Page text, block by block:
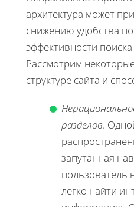
архитектура может
снижению удобства
эффективности
Рассмотрим
структуре сайта и
разделов.
запутанная
пользователь
легко найти